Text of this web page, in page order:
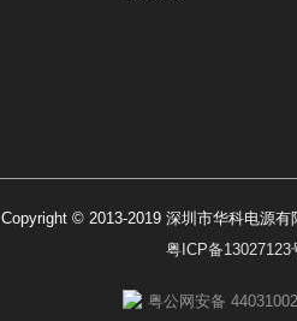
Copyright © 2013-2019 深圳市华科电源有
粤ICP备13027123
粤公网安备